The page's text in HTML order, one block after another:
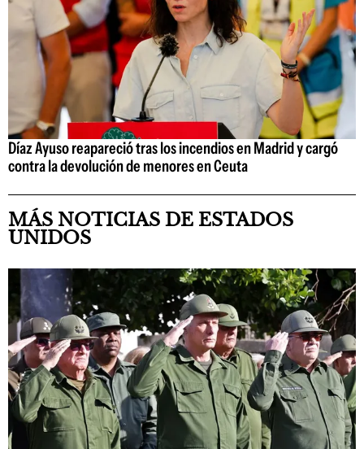
Díaz Ayuso reapareció tras los incendios en Madrid y cargó
contra la devolución de menores en Ceuta
MÁS NOTICIAS DE ESTADOS
UNIDOS